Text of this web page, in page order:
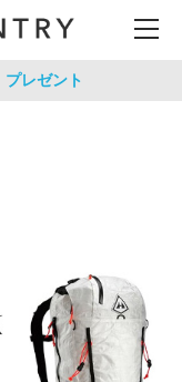
プレゼント